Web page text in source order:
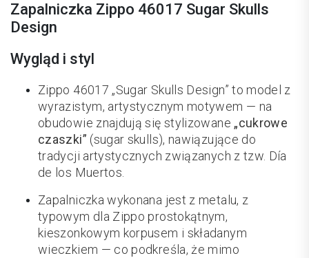
Zapalniczka Zippo 46017 Sugar Skulls
Design
Wygląd i styl
Zippo 46017 „Sugar Skulls Design” to model z
wyrazistym, artystycznym motywem — na
obudowie znajdują się stylizowane „cukrowe
czaszki” (sugar skulls), nawiązujące do
tradycji artystycznych związanych z tzw. Día
de los Muertos.
Zapalniczka wykonana jest z metalu, z
typowym dla Zippo prostokątnym,
kieszonkowym korpusem i składanym
wieczkiem — co podkreśla, że mimo